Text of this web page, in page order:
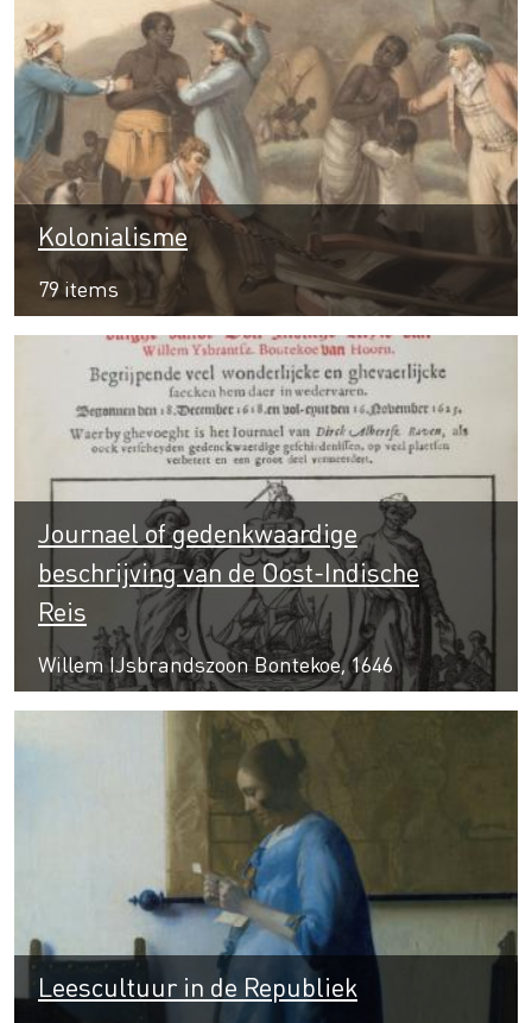
Kolonialisme
79 items
Journael of gedenkwaardige
beschrijving van de Oost-Indische
Reis
Willem IJsbrandszoon Bontekoe, 1646
Leescultuur in de Republiek